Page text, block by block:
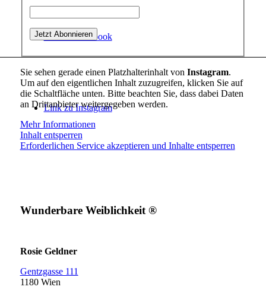
Link zu Facebook
Link zu Instagram
Sie sehen gerade einen Platzhalterinhalt von Instagram.
Um auf den eigentlichen Inhalt zuzugreifen, klicken Sie auf
die Schaltfläche unten. Bitte beachten Sie, dass dabei Daten
an Drittanbieter weitergegeben werden.
Mehr Informationen
Inhalt entsperren
Erforderlichen Service akzeptieren und Inhalte entsperren
Wunderbare Weiblichkeit ®
Rosie Geldner
Gentzgasse 111
1180 Wien